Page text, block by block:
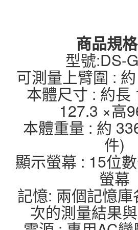
商品規格
型號:DS-
可測量上臂圍 :
本體尺寸 : 約長
127.3 ×高
本體重量 : 約
件)
顯示螢幕 : 15位
螢幕
記憶: 兩個記憶
次的測量結果